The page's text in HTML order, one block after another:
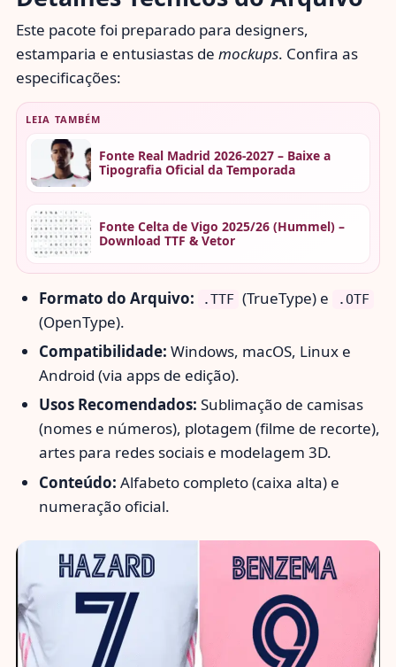
Este pacote foi preparado para designers,
estamparia e entusiastas de mockups. Confira as
especificações:
LEIA TAMBÉM
Fonte Real Madrid 2026-2027 – Baixe a
Tipografia Oficial da Temporada
Fonte Celta de Vigo 2025/26 (Hummel) –
Download TTF & Vetor
Formato do Arquivo: .TTF (TrueType) e .OTF
(OpenType).
Compatibilidade: Windows, macOS, Linux e
Android (via apps de edição).
Usos Recomendados: Sublimação de camisas
(nomes e números), plotagem (filme de recorte),
artes para redes sociais e modelagem 3D.
Conteúdo: Alfabeto completo (caixa alta) e
numeração oficial.